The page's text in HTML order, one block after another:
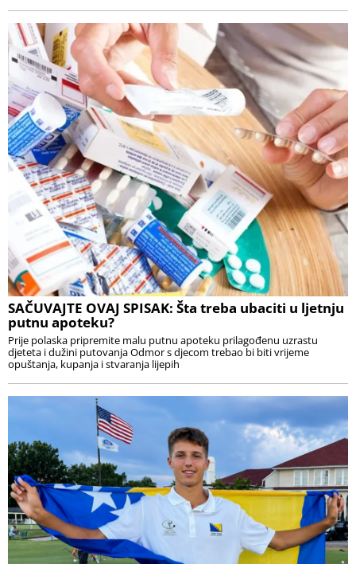
SAČUVAJTE OVAJ SPISAK: Šta treba ubaciti u ljetnju
putnu apoteku?
Prije polaska pripremite malu putnu apoteku prilagođenu uzrastu
djeteta i dužini putovanja Odmor s djecom trebao bi biti vrijeme
opuštanja, kupanja i stvaranja lijepih